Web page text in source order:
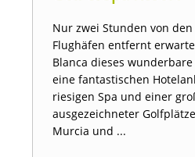
Nur zwei Stunden von
Flughäfen entfernt
Blanca dieses
eine fantastischen
riesigen Spa und einer
ausgezeichneter
Murcia und ...